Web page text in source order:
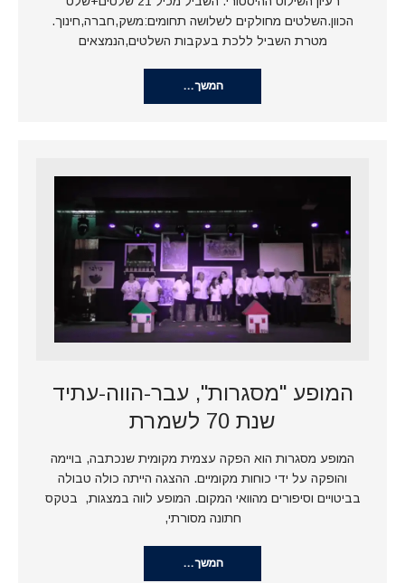
הכוון.השלטים מחולקים לשלושה תחומים:משק,חברה,חינוך.
מטרת השביל ללכת בעקבות השלטים,הנמצאים
המשך…
המופע "מסגרות", עבר-הווה-עתיד
שנת 70 לשמרת
המופע מסגרות הוא הפקה עצמית מקומית שנכתבה, בויימה
והופקה על ידי כוחות מקומיים. ההצגה הייתה כולה טבולה
בביטויים וסיפורים מהוואי המקום. המופע לווה במצגות, בטקס
חתונה מסורתי,
המשך…